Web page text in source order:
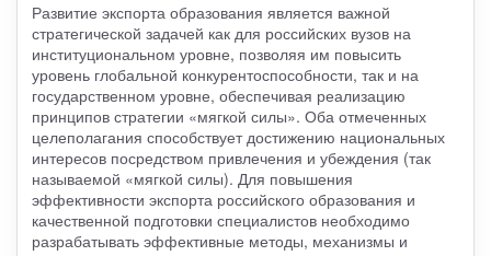
Развитие экспорта образования является важной
стратегической задачей как для российских вузов на
институциональном уровне, позволяя им повысить
уровень глобальной конкурентоспособности, так и на
государственном уровне, обеспечивая реализацию
принципов стратегии «мягкой силы». Оба отмеченных
целеполагания способствует достижению национальных
интересов посредством привлечения и убеждения (так
называемой «мягкой силы). Для повышения
эффективности экспорта российского образования и
качественной подготовки специалистов необходимо
разрабатывать эффективные методы, механизмы и